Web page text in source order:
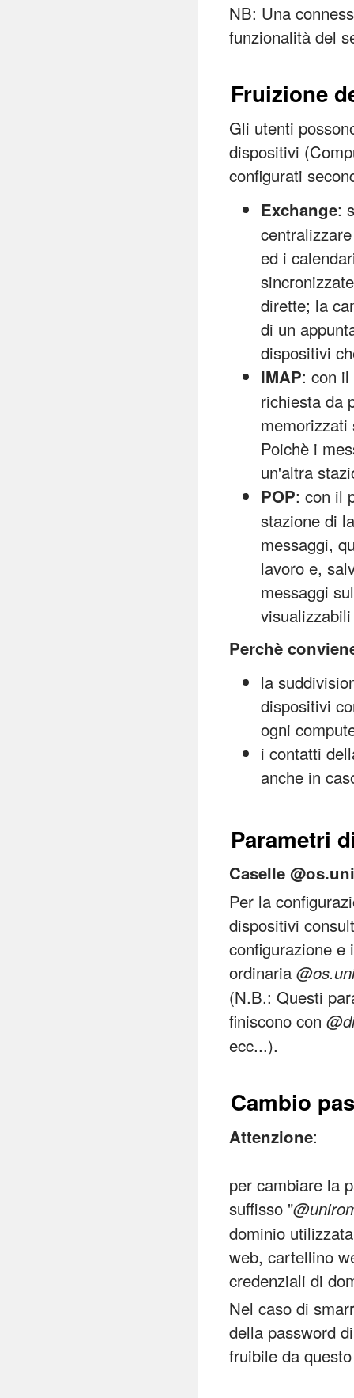
NB: Una
funzionalità del
Fruizione
Gli utenti
dispositivi
configurati
Exchange:
ed i
dirette; la
di un
dispositivi
IMAP: con
richiesta da
Poichè i
un'altra
POP: con il
stazione di
messaggi,
lavoro e,
messaggi
Perchè
la
dispositivi
ogni
i contatti
anche in
Parametri
Caselle
Per la
dispositivi
configurazione
ordinaria
(N.B.: Questi
finiscono con
ecc...).
Cambio
Attenzione:
per cambiare la
suffisso "
dominio
web, cartellino
credenziali di
Nel caso di
della password
fruibile da